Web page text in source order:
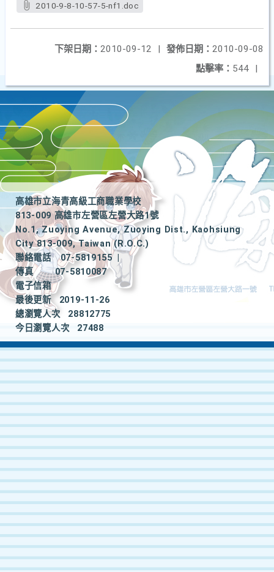
2010-9-8-10-57-5-nf1.doc
發佈日期： 2010-09-08
下架日期： 2010-09-12
|
點擊率： 544 |
高雄市立海青高級工商職業學校
813-009 高雄市左營區左營大路1號
No.1, Zuoying Avenue, Zuoying Dist., Kaohsiung
City 813-009, Taiwan (R.O.C.)
聯絡電話
07-5819155
|
傳真
07-5810087
電子信箱
最後更新
2019-11-26
總瀏覽人次
28812775
今日瀏覽人次
27488